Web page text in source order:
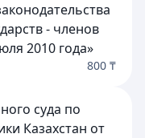
- членов
2010 года»
800 ₸
суда по
Казахстан от